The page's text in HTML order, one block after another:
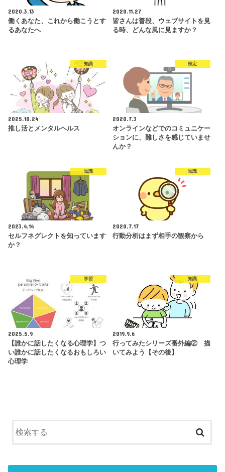
2020.3.13
働くあなた、これから働こうとす
るあなたへ
2020.11.27
皆さんは普段、ウェブサイトを見
る時、どんな風に見ますか？
知識
2025.10.24
推し活とメンタルヘルス
検定
2020.7.3
オンラインなどでのコミュニケー
ションに、難しさを感じていませ
んか？
知識
2023.4.14
セルフネグレクトを知っています
か？
知識
2020.7.17
行動分析はまず相手の観察から
学習
2025.5.9
【誰かに話したくなる心理学】つ
い誰かに話したくなるおもしろい
心理学
知識
2019.9.6
行ってみたシリーズ番外編② 描
いてみよう【その後】